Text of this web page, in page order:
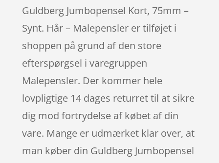
Guldberg Jumbopensel Kort, 75mm –
Synt. Hår – Malepensler er tilføjet i
shoppen på grund af den store
efterspørgsel i varegruppen
Malepensler. Der kommer hele
lovpligtige 14 dages returret til at sikre
dig mod fortrydelse af købet af din
vare. Mange er udmærket klar over, at
man køber din Guldberg Jumbopensel